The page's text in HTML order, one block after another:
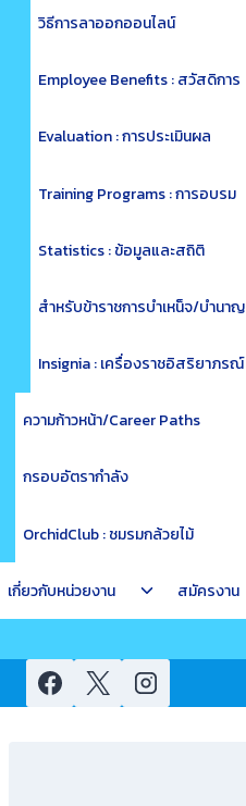
วิธีการลาออกออนไลน์
Employee Benefits : สวัสดิการ
Evaluation : การประเมินผล
Training Programs : การอบรม
Statistics : ข้อมูลและสถิติ
สำหรับข้าราชการบำเหน็จ/บำนาญ
Insignia : เครื่องราชอิสริยาภรณ์
ความก้าวหน้า/Career Paths
กรอบอัตรากำลัง
OrchidClub : ชมรมกล้วยไม้
เกี่ยวกับหน่วยงาน
Toggle
child
สมัครงาน